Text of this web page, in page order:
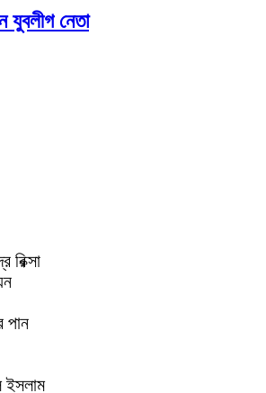
যুবলীগ নেতা
রিক্সা
পান
ইসলাম